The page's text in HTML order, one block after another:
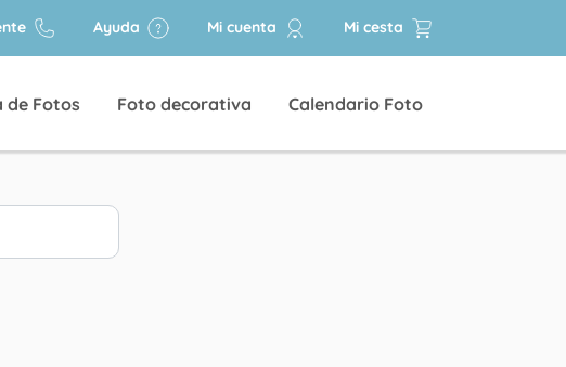
Ayuda Mi cuenta Mi cesta
de Fotos Foto decorativa Calendario Foto